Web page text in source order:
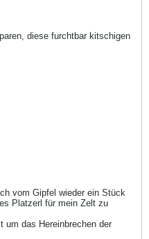
diese furchtbar kitschigen
vom Gipfel wieder ein Stück
Platzerl für mein Zelt zu
um das Hereinbrechen der